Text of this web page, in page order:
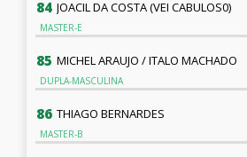
84 JOACIL DA COSTA (VEI CABULOS0)
MASTER-E
85 MICHEL ARAUJO / ITALO MACHADO
DUPLA-MASCULINA
86 THIAGO BERNARDES
MASTER-B